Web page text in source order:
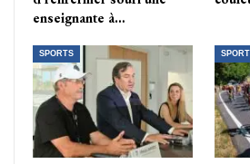
enseignante à…
SPORTS